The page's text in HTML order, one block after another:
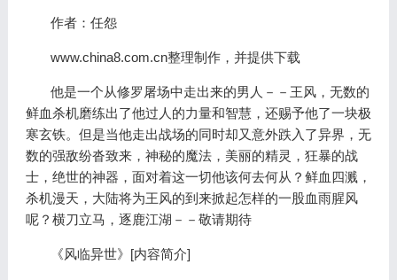
作者：任怨
www.china8.com.cn整理制作，并提供下载
他是一个从修罗屠场中走出来的男人－－王风，无数的
鲜血杀机磨练出了他过人的力量和智慧，还赐予他了一块极
寒玄铁。但是当他走出战场的同时却又意外跌入了异界，无
数的强敌纷沓致来，神秘的魔法，美丽的精灵，狂暴的战
士，绝世的神器，面对着这一切他该何去何从？鲜血四溅，
杀机漫天，大陆将为王风的到来掀起怎样的一股血雨腥风
呢？横刀立马，逐鹿江湖－－敬请期待
《风临异世》[内容简介]